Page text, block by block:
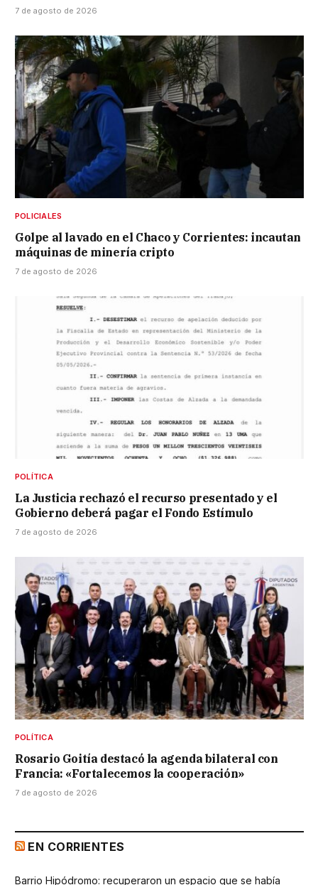
7 de agosto de 2026
POLICIALES
Golpe al lavado en el Chaco y Corrientes: incautan
máquinas de minería cripto
7 de agosto de 2026
POLÍTICA
La Justicia rechazó el recurso presentado y el
Gobierno deberá pagar el Fondo Estímulo
7 de agosto de 2026
POLÍTICA
Rosario Goitía destacó la agenda bilateral con
Francia: «Fortalecemos la cooperación»
7 de agosto de 2026
EN CORRIENTES
Barrio Hipódromo: recuperaron un espacio que se había